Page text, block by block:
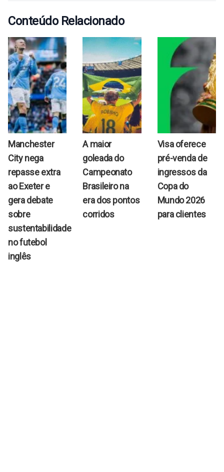
Conteúdo Relacionado
Manchester
City nega
repasse extra
ao Exeter e
gera debate
sobre
sustentabilidade
no futebol
inglês
A maior
goleada do
Campeonato
Brasileiro na
era dos pontos
corridos
Visa oferece
pré-venda de
ingressos da
Copa do
Mundo 2026
para clientes